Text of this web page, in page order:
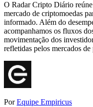
O Radar Cripto Diário
mercado de criptomoedas
informado. Além do
acompanhamos os fluxos
movimentação dos
refletidas pelos mercados
PorEquipe Empiricus